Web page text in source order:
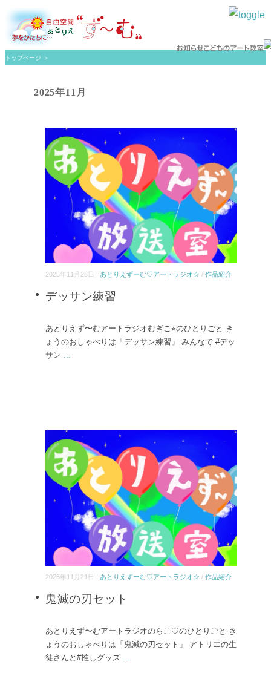
トップページ ＞
2025年11月
2025年11月28日 | あとりえずーむ♡アートラジオ☆ / 作品紹介
デッサン練習
あとりえず〜むアートラジオむぎこ⭐︎のひとりごと き
ょうのおしゃべりは「デッサン練習」 みんなで #デッ
サン ...
2025年11月21日 | あとりえずーむ♡アートラジオ☆ / 作品紹介
鬼滅の刃セット
あとりえず〜むアートラジオのらこ♡のひとりごと き
ょうのおしゃべりは「鬼滅の刃セット」 アトリエの生
徒さんと#推しグッズ ...